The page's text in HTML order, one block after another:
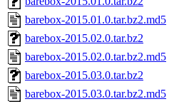
barebox-2015.01.0.tar.bz2.md5
barebox-2015.02.0.tar.bz2
barebox-2015.02.0.tar.bz2.md5
barebox-2015.03.0.tar.bz2
barebox-2015.03.0.tar.bz2.md5